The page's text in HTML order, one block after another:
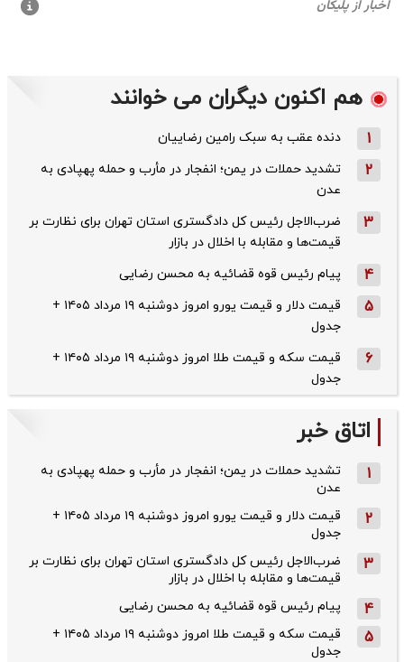
هم اکنون دیگران می خوانند
1 دنده عقب به سبک رامین رضاییان
2
تشدید حملات در یمن؛ انفجار در مأرب و حمله پهپادی به
عدن
3
ضرب‌الاجل رئیس کل دادگستری استان تهران برای نظارت بر
قیمت‌ها و مقابله با اخلال در بازار
4 پیام رئیس قوه قضائیه به محسن رضایی
5
قیمت دلار و قیمت یورو امروز دوشنبه ۱۹ مرداد ۱۴۰۵ +
جدول
6
قیمت سکه و قیمت طلا امروز دوشنبه ۱۹ مرداد ۱۴۰۵ +
جدول
اتاق خبر
1
تشدید حملات در یمن؛ انفجار در مأرب و حمله پهپادی به
عدن
2
قیمت دلار و قیمت یورو امروز دوشنبه ۱۹ مرداد ۱۴۰۵ +
جدول
3
ضرب‌الاجل رئیس کل دادگستری استان تهران برای نظارت بر
قیمت‌ها و مقابله با اخلال در بازار
4 پیام رئیس قوه قضائیه به محسن رضایی
5
قیمت سکه و قیمت طلا امروز دوشنبه ۱۹ مرداد ۱۴۰۵ +
جدول